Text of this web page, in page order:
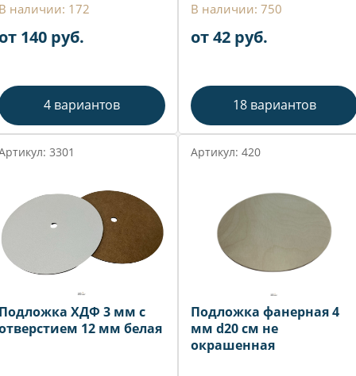
наличии: 172
140 руб.
4 вариантов
В наличии: 750
от 42 руб.
18 вариантов
3301
ХДФ 3 мм с
12 мм белая
Артикул: 420
Подложка фанерная 4
мм d20 см не
окрашенная